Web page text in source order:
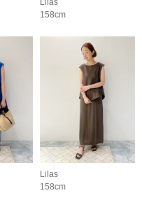
Lilas
158cm
Lilas
158cm